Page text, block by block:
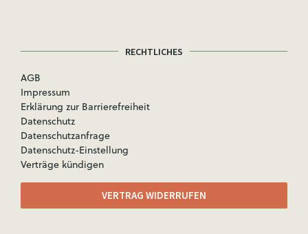
RECHTLICHES
AGB
Impressum
Erklärung zur Barrierefreiheit
Datenschutz
Datenschutzanfrage
Datenschutz-Einstellung
Verträge kündigen
VERTRAG WIDERRUFEN